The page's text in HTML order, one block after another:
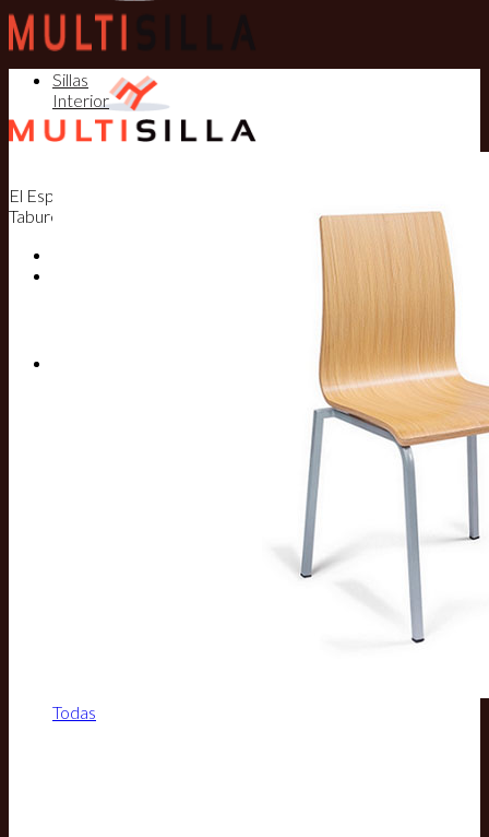
El Especialista en Sillas, Mesas y
Taburetes
Sillas
Interior
Todas